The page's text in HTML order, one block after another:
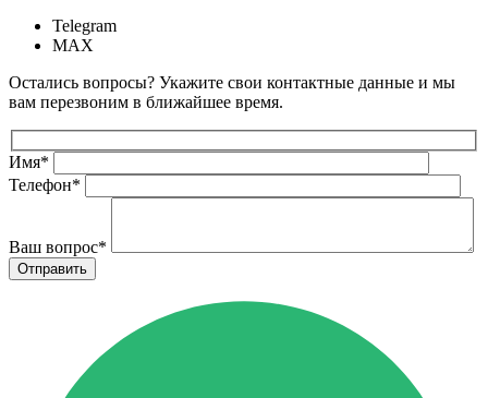
Telegram
MAX
Остались вопросы? Укажите свои контактные данные и мы
вам перезвоним в ближайшее время.
Имя*
Телефон*
Ваш вопрос*